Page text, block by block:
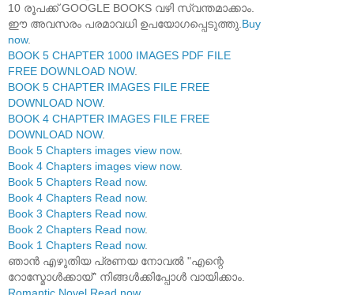
10 രൂപക്ക് GOOGLE BOOKS വഴി സ്വന്തമാക്കാം.
ഈ അവസരം പരമാവധി ഉപയോഗപ്പെടുത്തു.Buy
now.
BOOK 5 CHAPTER 1000 IMAGES PDF FILE
FREE DOWNLOAD NOW.
BOOK 5 CHAPTER IMAGES FILE FREE
DOWNLOAD NOW.
BOOK 4 CHAPTER IMAGES FILE FREE
DOWNLOAD NOW.
Book 5 Chapters images view now.
Book 4 Chapters images view now.
Book 5 Chapters Read now.
Book 4 Chapters Read now.
Book 3 Chapters Read now.
Book 2 Chapters Read now.
Book 1 Chapters Read now.
ഞാൻ എഴുതിയ പ്രണയ നോവൽ "എന്റെ
റോസ്മോൾക്കായ്" നിങ്ങൾക്കിപ്പോൾ വായിക്കാം.